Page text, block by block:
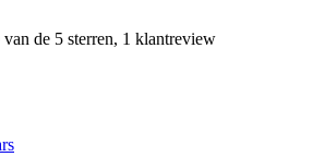
de 5 sterren, 1 klantreview